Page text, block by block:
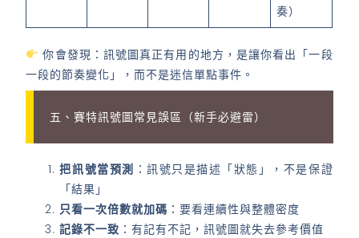
奏）
你會發現：訊號圖真正有用的地方，是讓你看出「一段
一段的節奏變化」，而不是迷信單點事件。
五、賽特訊號圖常見誤區（新手必避雷）
把訊號當預測 ：訊號只是描述「狀態」，不是保證
「結果」
只看一次倍數就加碼 ：要看連續性與整體密度
記錄不一致 ：有記有不記，訊號圖就失去參考價值